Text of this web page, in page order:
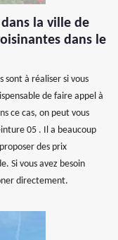
la ville de
dans le
sont à réaliser si vous
de faire appel à
ce cas, on peut vous
05 . Il a beaucoup
des prix
Si vous avez besoin
directement.